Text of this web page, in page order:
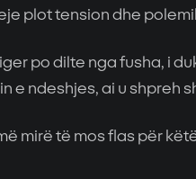
plot tension dhe
po dilte nga fusha, i
e ndeshjes, ai u shpreh
mirë të mos flas për